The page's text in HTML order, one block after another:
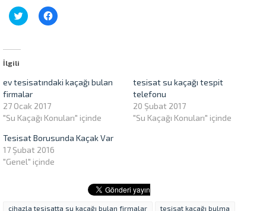
Twitter
üzerinde
Facebook'ta
paylaşmak
İlgili
ev tesisatındaki kaçağı bulan
firmalar
27 Ocak 2017
"Su Kaçağı Konuları" içinde
tesisat su kaçağı tespit
telefonu
20 Şubat 2017
"Su Kaçağı Konuları" içinde
Tesisat Borusunda Kaçak Var
17 Şubat 2016
"Genel" içinde
cihazla tesisatta su kaçağı bulan firmalar tesisat kaçağı bulma